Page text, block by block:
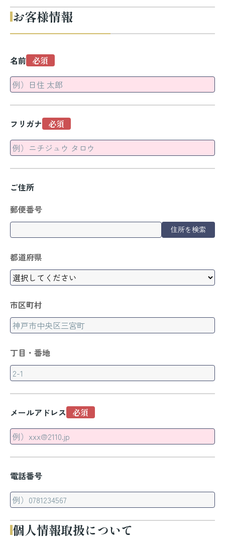
お客様情報
名前
フリガナ
ご住所
郵便番号
住所を検索
都道府県
市区町村
丁目・番地
メールアドレス
電話番号
個人情報取扱について